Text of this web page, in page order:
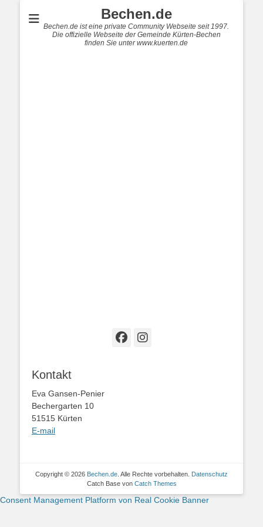
Bechen.de
Bechen.de ist eine private Community Webseite seit 1997.
Die offizielle Webseite der Gemeinde Kürten-Bechen
finden Sie unter www.kuerten.de
Facebook
Instagram
Kontakt
Eva Gansen-Penier
Bechergarten 10
51515 Kürten
E-mail
Copyright © 2026 Bechen.de . Alle Rechte vorbehalten. Datenschutz
Catch Base von Catch Themes
Consent Management Platform von Real Cookie Banner